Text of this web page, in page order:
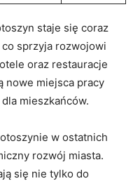
staje się coraz
sprzyja rozwojowi
oraz restauracje
nowe miejsca pracy
mieszkańców.
w ostatnich
rozwój miasta.
się nie tylko do